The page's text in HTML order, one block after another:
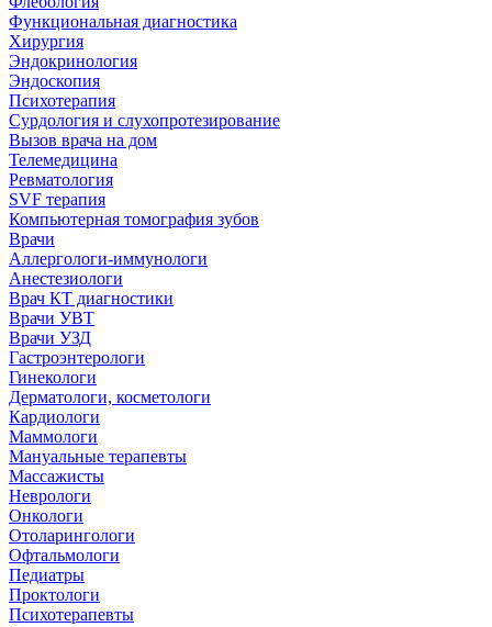
Функциональная диагностика
Хирургия
Эндокринология
Эндоскопия
Психотерапия
Сурдология и слухопротезирование
Вызов врача на дом
Телемедицина
Ревматология
SVF терапия
Компьютерная томография зубов
Врачи
Аллергологи-иммунологи
Анестезиологи
Врач КТ диагностики
Врачи УВТ
Врачи УЗД
Гастроэнтерологи
Гинекологи
Дерматологи, косметологи
Кардиологи
Маммологи
Мануальные терапевты
Массажисты
Неврологи
Онкологи
Отоларингологи
Офтальмологи
Педиатры
Проктологи
Психотерапевты